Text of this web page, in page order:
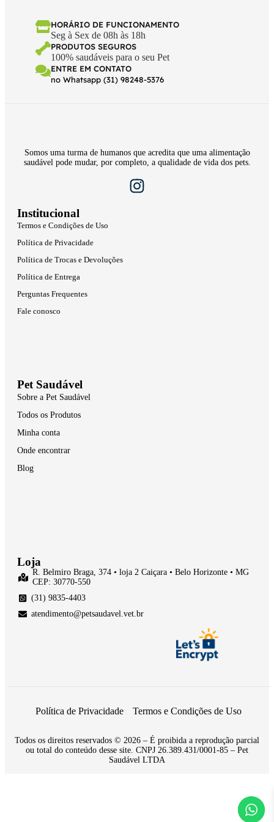
HORÁRIO DE FUNCIONAMENTO
Seg à Sex de 08h às 18h
PRODUTOS SEGUROS
100% saudáveis para o seu Pet
ENTRE EM CONTATO
no Whatsapp (31) 98248-5376
Somos uma turma de humanos que acredita que uma alimentação
saudável pode mudar, por completo, a qualidade de vida dos pets.
Institucional
Termos e Condições de Uso
Política de Privacidade
Política de Trocas e Devoluções
Política de Entrega
Perguntas Frequentes
Fale conosco
Pet Saudável
Sobre a Pet Saudável
Todos os Produtos
Minha conta
Onde encontrar
Blog
Loja
R. Belmiro Braga, 374 • loja 2 Caiçara • Belo Horizonte • MG
CEP: 30770-550
(31) 9835-4403
atendimento@petsaudavel.vet.br
Política de Privacidade Termos e Condições de Uso
Todos os direitos reservados © 2026 – É proibida a reprodução parcial
ou total do conteúdo desse site. CNPJ 26.389.431/0001-85 – Pet
Saudável LTDA